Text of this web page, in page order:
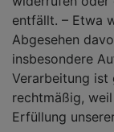
entfällt. – Etwa
Abgesehen
insbesondere
Verarbeitung ist
rechtmäßig,
Erfüllung